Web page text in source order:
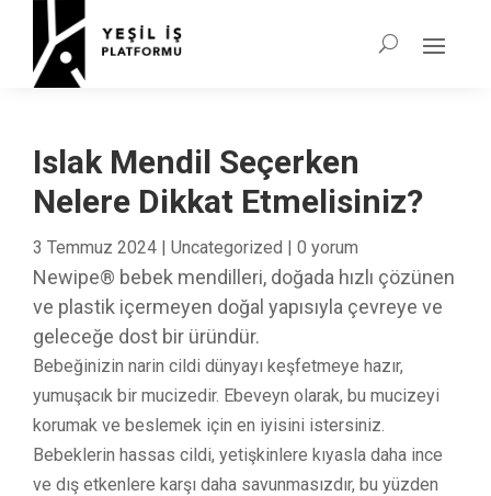
Islak Mendil Seçerken
Nelere Dikkat Etmelisiniz?
3 Temmuz 2024 | Uncategorized | 0 yorum
Newipe® bebek mendilleri, doğada hızlı çözünen
ve plastik içermeyen doğal yapısıyla çevreye ve
geleceğe dost bir üründür.
Bebeğinizin narin cildi dünyayı keşfetmeye hazır,
yumuşacık bir mucizedir. Ebeveyn olarak, bu mucizeyi
korumak ve beslemek için en iyisini istersiniz.
Bebeklerin hassas cildi, yetişkinlere kıyasla daha ince
ve dış etkenlere karşı daha savunmasızdır, bu yüzden